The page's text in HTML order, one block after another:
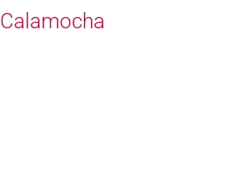
Calamocha